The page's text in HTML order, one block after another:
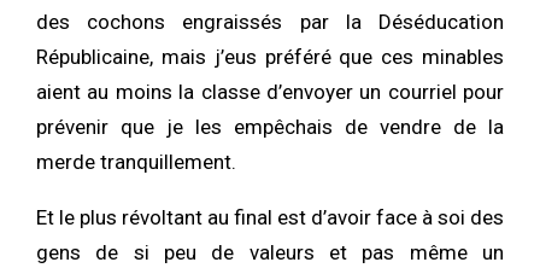
des cochons engraissés par la Déséducation
Républicaine, mais j’eus préféré que ces minables
aient au moins la classe d’envoyer un courriel pour
prévenir que je les empêchais de vendre de la
merde tranquillement.
Et le plus révoltant au final est d’avoir face à soi des
gens de si peu de valeurs et pas même un